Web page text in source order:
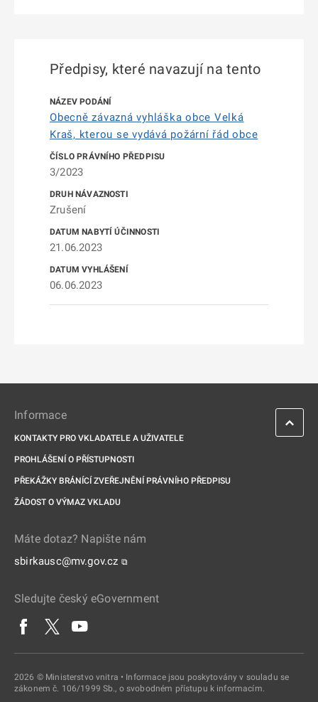
Předpisy, které navazují na tento
Obecně závazná vyhláška obce Velká
Kraš, kterou se vydává požární řád obce
3/2023
Zrušení
21.06.2023
06.06.2023
Informace
KONTAKTY PRO VKLADATELE A UŽIVATELE
PROHLÁŠENÍ O PŘÍSTUPNOSTI
PŘEKÁŽKY BRÁNÍCÍ ZVEŘEJNĚNÍ PRÁVNÍHO PŘEDPISU
ŽÁDOST O VÝMAZ VKLADU
Máte dotaz? Napište nám
sbirkausc@mv.gov.cz ⧉
Sledujte český eGovernment
2026 © Ministerstvo vnitra • Informace jsou poskytovány v souladu se
zákonem č. 106/1999 Sb., o svobodném přístupu k informacím.